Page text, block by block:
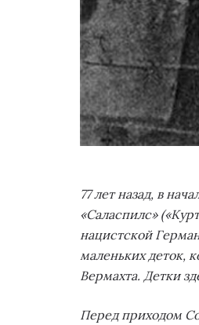
77 лет назад, в
«Саласпилс»
нацистской
маленьких деток,
Вермахта. Детки
Перед приходом